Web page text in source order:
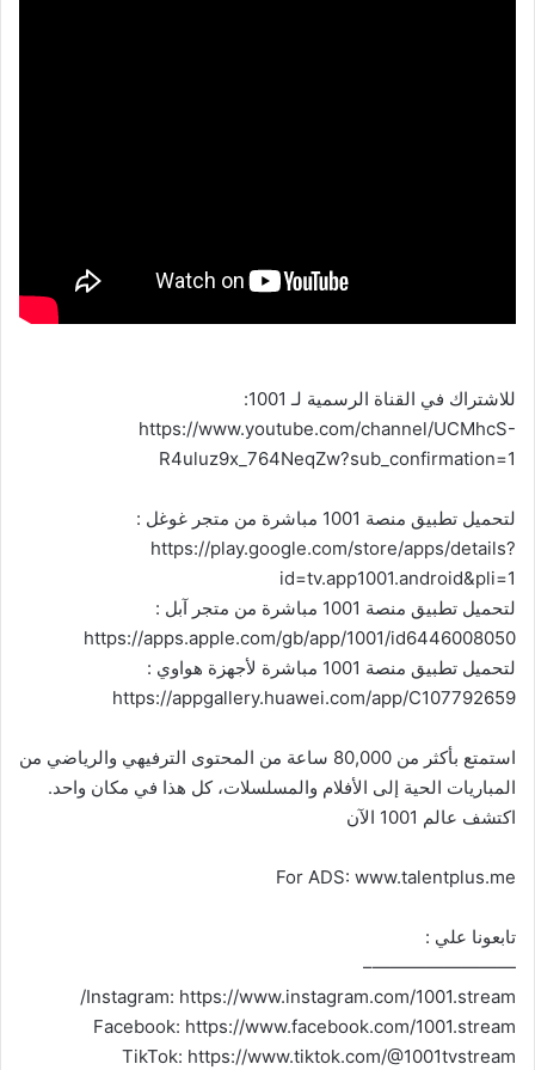
للاشتراك في القناة الرسمية لـ 1001:
https://www.youtube.com/channel/UCMhcS-
R4uluz9x_764NeqZw?sub_confirmation=1
لتحميل تطبيق منصة 1001 مباشرة من متجر غوغل :
https://play.google.com/store/apps/details?
id=tv.app1001.android&pli=1
لتحميل تطبيق منصة 1001 مباشرة من متجر آبل :
https://apps.apple.com/gb/app/1001/id6446008050
لتحميل تطبيق منصة 1001 مباشرة لأجهزة هواوي :
https://appgallery.huawei.com/app/C107792659
استمتع بأكثر من 80,000 ساعة من المحتوى الترفيهي والرياضي من
المباريات الحية إلى الأفلام والمسلسلات، كل هذا في مكان واحد.
اكتشف عالم 1001 الآن
For ADS: www.talentplus.me
تابعونا علي :
————————–
Instagram: https://www.instagram.com/1001.stream/
Facebook: https://www.facebook.com/1001.stream
TikTok: https://www.tiktok.com/@1001tvstream